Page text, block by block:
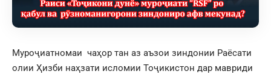
Муроҷиатномаи чаҳор тан аз аъзои зиндонии Раёсати
олии Ҳизби наҳзати исломии Тоҷикистон дар мавриди